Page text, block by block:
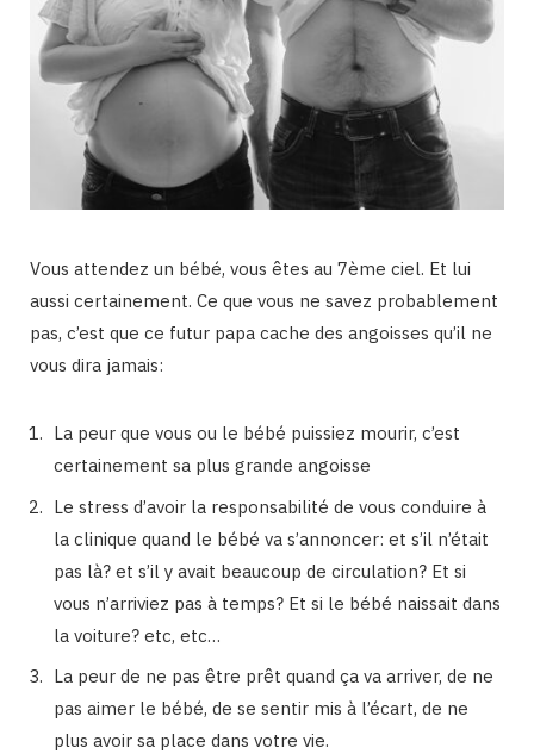
Vous attendez un bébé, vous êtes au 7ème ciel. Et lui
aussi certainement. Ce que vous ne savez probablement
pas, c’est que ce futur papa cache des angoisses qu’il ne
vous dira jamais:
La peur que vous ou le bébé puissiez mourir, c’est
certainement sa plus grande angoisse
Le stress d’avoir la responsabilité de vous conduire à
la clinique quand le bébé va s’annoncer: et s’il n’était
pas là? et s’il y avait beaucoup de circulation? Et si
vous n’arriviez pas à temps? Et si le bébé naissait dans
la voiture? etc, etc…
La peur de ne pas être prêt quand ça va arriver, de ne
pas aimer le bébé, de se sentir mis à l’écart, de ne
plus avoir sa place dans votre vie.